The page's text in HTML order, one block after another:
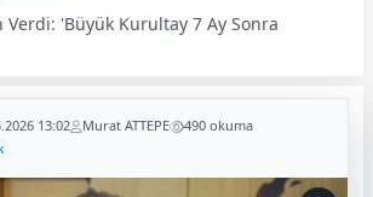
Verdi: 'Büyük Kurultay 7 Ay Sonra
13:02 Murat ATTEPE 490 okuma